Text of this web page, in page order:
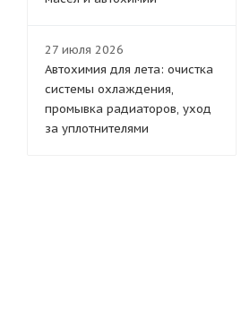
27 июля 2026
Автохимия для лета: очистка
системы охлаждения,
промывка радиаторов, уход
за уплотнителями